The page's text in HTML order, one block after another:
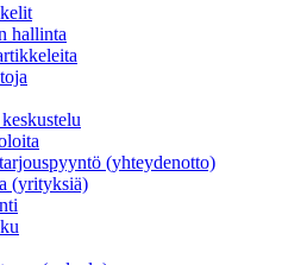
hallinta
(yhteydenotto)
(yrityksiä)